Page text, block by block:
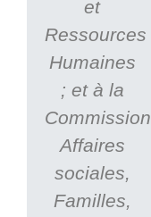
et
Ressources
Humaines
; et à la
Commission
Affaires
sociales,
Familles,